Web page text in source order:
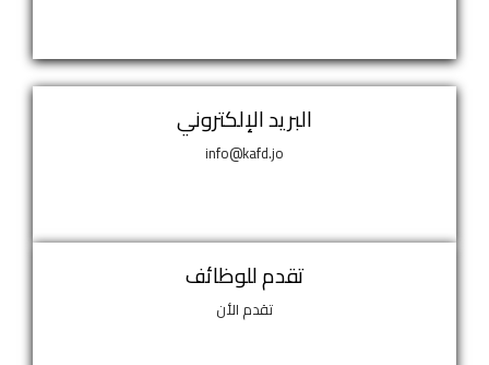
البريد الإلكتروني
info@kafd.jo
تقدم للوظائف
تقدم الأن